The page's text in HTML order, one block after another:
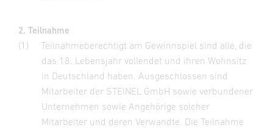
2. Teilnahme
(1)
Teilnahmeberechtigt am Gewinnspiel sind alle, die
das 18. Lebensjahr vollendet und ihren Wohnsitz
in Deutschland haben. Ausgeschlossen sind
Mitarbeiter der STEINEL GmbH sowie verbundener
Unternehmen sowie Angehörige solcher
Mitarbeiter und deren Verwandte. Die Teilnahme